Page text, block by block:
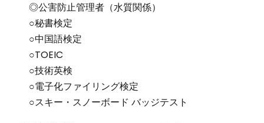
◎公害防止管理者（水質関係）
○秘書検定
○中国語検定
○TOEIC
○技術英検
○電子化ファイリング検定
○スキー・スノーボード バッジテスト